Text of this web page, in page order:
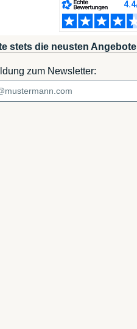
stets die neusten Angebote
zum Newsletter: